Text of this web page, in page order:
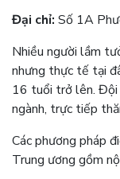
Đại chỉ: Số 1A
Nhiều người lầm
nhưng thực tế tại
16 tuổi trở lên. Đội
ngành, trực tiếp
Các phương pháp
Trung ương gồm